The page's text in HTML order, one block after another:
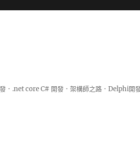
.net core C# 開發．架構師之路．Delphi開